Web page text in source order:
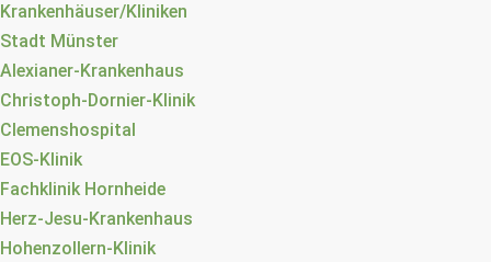
Krankenhäuser/Kliniken
Stadt Münster
Alexianer-Krankenhaus
Christoph-Dornier-Klinik
Clemenshospital
EOS-Klinik
Fachklinik Hornheide
Herz-Jesu-Krankenhaus
Hohenzollern-Klinik